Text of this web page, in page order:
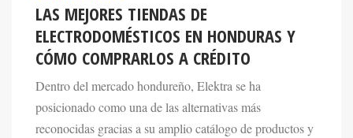
LAS MEJORES TIENDAS DE
ELECTRODOMÉSTICOS EN HONDURAS Y
CÓMO COMPRARLOS A CRÉDITO
Dentro del mercado hondureño, Elektra se ha
posicionado como una de las alternativas más
reconocidas gracias a su amplio catálogo de productos y